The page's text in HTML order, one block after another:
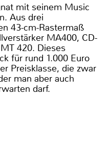
mit seinem Music
Aus drei
43-cm-Rastermaß
MA400, CD-
420. Dieses
für rund 1.000 Euro
Preisklasse, die zwar
man aber auch
darf.